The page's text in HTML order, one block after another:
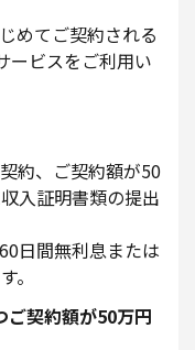
めてご契約される
ービスをご利用い
約、ご契約額が50
入証明書類の提出
日間無利息または
。
契約額が50万円